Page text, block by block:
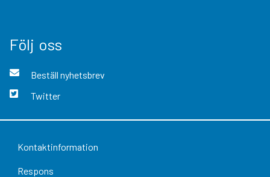
Följ oss
Beställ nyhetsbrev
Twitter
Kontaktinformation
Respons